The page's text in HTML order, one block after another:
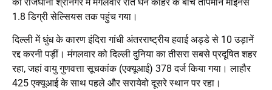
1.8 डिग्री सेल्सियस तक पहुंच गया।
दिल्ली में धुंध के कारण इंदिरा गांधी अंतरराष्ट्रीय हवाई अड्डे से 10 उड़ानें
रद्द करनी पड़ीं। मंगलवार को दिल्ली दुनिया का तीसरा सबसे प्रदूषित शहर
रहा, जहां वायु गुणवत्ता सूचकांक (एक्यूआई) 378 दर्ज किया गया। लाहौर
425 एक्यूआई के साथ पहले और सरायेवो दूसरे स्थान पर रहा।